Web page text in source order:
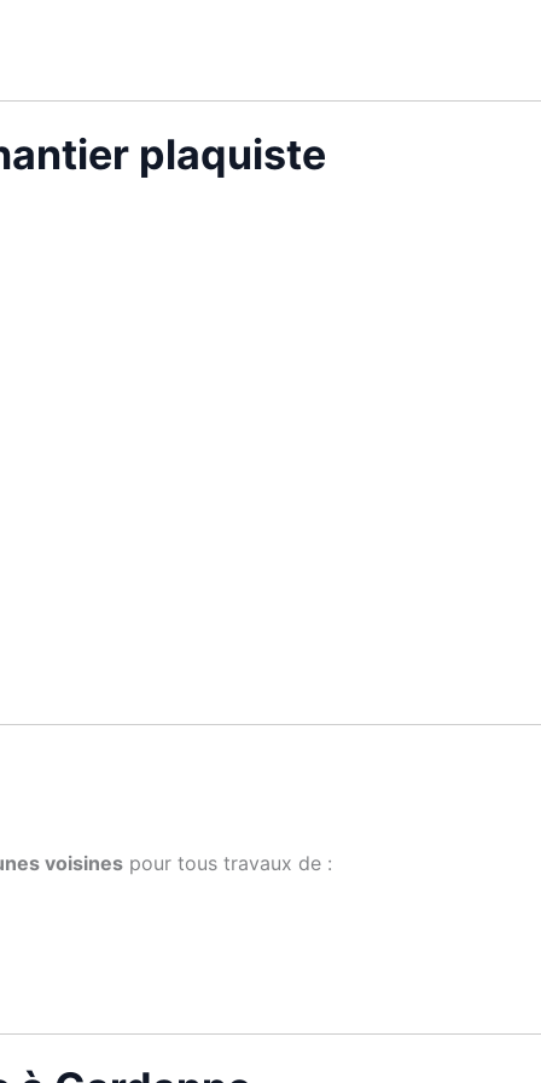
plaquiste
voisines pour tous travaux de :